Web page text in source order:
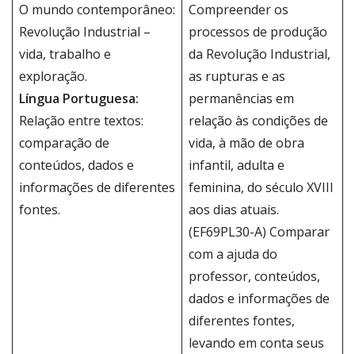
O mundo contemporâneo:
Revolução Industrial –
vida, trabalho e
exploração.
Língua Portuguesa:
Relação entre textos:
comparação de
conteúdos, dados e
informações de diferentes
fontes.
Compreender os
processos de produção
da Revolução Industrial,
as rupturas e as
permanências em
relação às condições de
vida, à mão de obra
infantil, adulta e
feminina, do século XVIII
aos dias atuais.
(EF69PL30-A) Comparar
com a ajuda do
professor, conteúdos,
dados e informações de
diferentes fontes,
levando em conta seus